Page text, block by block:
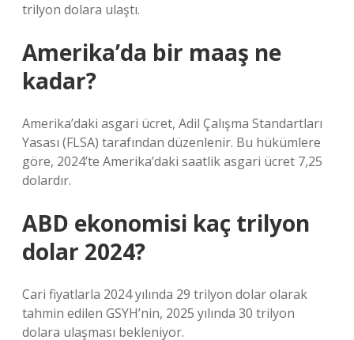
trilyon dolara ulaştı.
Amerika’da bir maaş ne
kadar?
Amerika’daki asgari ücret, Adil Çalışma Standartları
Yasası (FLSA) tarafından düzenlenir. Bu hükümlere
göre, 2024’te Amerika’daki saatlik asgari ücret 7,25
dolardır.
ABD ekonomisi kaç trilyon
dolar 2024?
Cari fiyatlarla 2024 yılında 29 trilyon dolar olarak
tahmin edilen GSYH’nin, 2025 yılında 30 trilyon
dolara ulaşması bekleniyor.